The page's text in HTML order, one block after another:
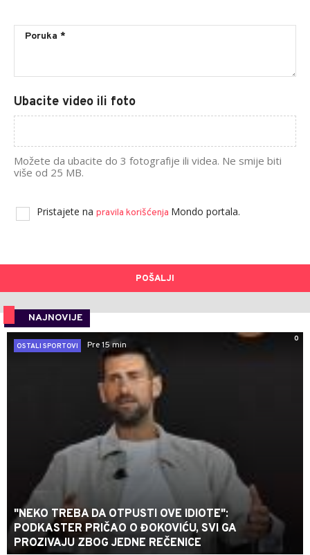
Ubacite video ili foto
Možete da ubacite do 3 fotografije ili videa. Ne smije biti
više od 25 MB.
Pristajete na pravila korišćenja Mondo portala.
POŠALJI
NAJNOVIJE
0
OSTALI SPORTOVI
Pre 15 min
"NEKO TREBA DA OTPUSTI OVE IDIOTE":
PODKASTER PRIČAO O ĐOKOVIĆU, SVI GA
PROZIVAJU ZBOG JEDNE REČENICE